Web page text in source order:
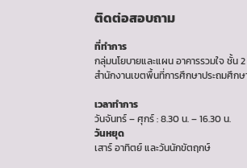
ติดต่อสอบถาม
ที่ทำการ
กลุ่มนโยบายและแผน อาคารรวมใจ ชั้น 2
สำนักงานเขตพื้นที่การศึกษาประถมศึกษ
เวลาทำการ
วันจันทร์ – ศุกร์ : 8.30 น. – 16.30 น.
วันหยุด
เสาร์ อาทิตย์ และวันนักขัตฤกษ์